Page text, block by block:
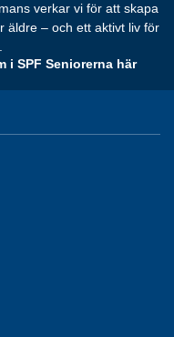
verkar vi för att skapa
äldre – och ett aktivt liv för
i SPF Seniorerna här